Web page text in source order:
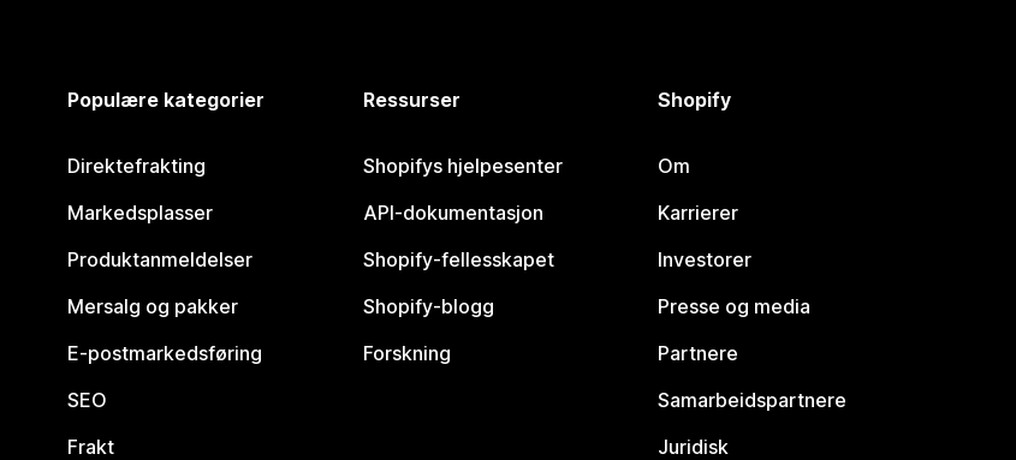
Populære kategorier
Direktefrakting
Markedsplasser
Produktanmeldelser
Mersalg og pakker
E-postmarkedsføring
SEO
Frakt
Ressurser
Shopifys hjelpesenter
API-dokumentasjon
Shopify-fellesskapet
Shopify-blogg
Forskning
Shopify
Om
Karrierer
Investorer
Presse og media
Partnere
Samarbeidspartnere
Juridisk